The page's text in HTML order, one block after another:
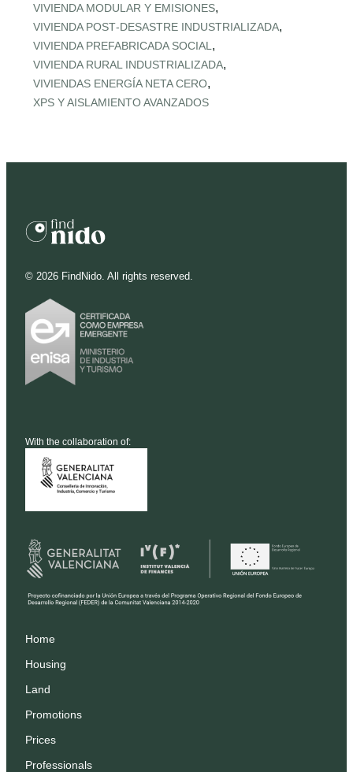
VIVIENDA MODULAR Y EMISIONES,
VIVIENDA POST‑DESASTRE INDUSTRIALIZADA,
VIVIENDA PREFABRICADA SOCIAL ,
VIVIENDA RURAL INDUSTRIALIZADA,
VIVIENDAS ENERGÍA NETA CERO,
XPS Y AISLAMIENTO AVANZADOS
© 2026 FindNido. All rights reserved.
With the collaboration of:
Home
Housing
Land
Promotions
Prices
Professionals